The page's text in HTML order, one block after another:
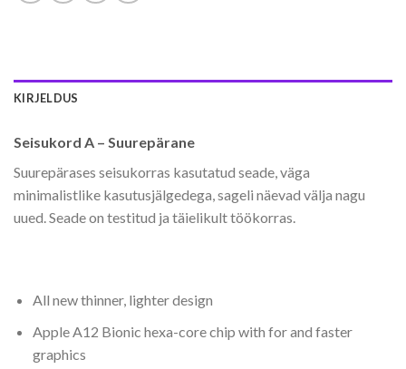
KIRJELDUS
Seisukord A – Suurepärane
Suurepärases seisukorras kasutatud seade, väga
minimalistlike kasutusjälgedega, sageli näevad välja nagu
uued. Seade on testitud ja täielikult töökorras.
All new thinner, lighter design
Apple A12 Bionic hexa-core chip with for and faster
graphics